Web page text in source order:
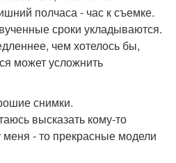
полчаса - час к съемке.
сроки укладываются.
чем хотелось бы,
может усложнить
снимки.
высказать кому-то
- то прекрасные модели